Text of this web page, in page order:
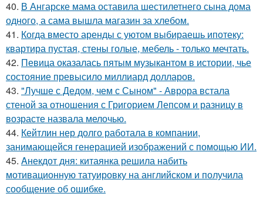
40. В Ангарске мама оставила шестилетнего сына дома
одного, а сама вышла магазин за хлебом.
41. Когда вместо аренды с уютом выбираешь ипотеку:
квартира пустая, стены голые, мебель - только мечтать.
42. Певица оказалась пятым музыкантом в истории, чье
состояние превысило миллиард долларов.
43. "Лучше с Дедом, чем с Сыном" - Аврора встала
стеной за отношения с Григорием Лепсом и разницу в
возрасте назвала мелочью.
44. Кейтлин нер долго работала в компании,
занимающейся генерацией изображений с помощью ИИ.
45. Aнекдот дня: китаянка решила набить
мотивационную татуировку на английском и получила
сообщение об ошибке.